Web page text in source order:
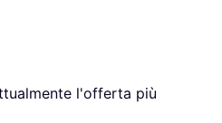
l'offerta più